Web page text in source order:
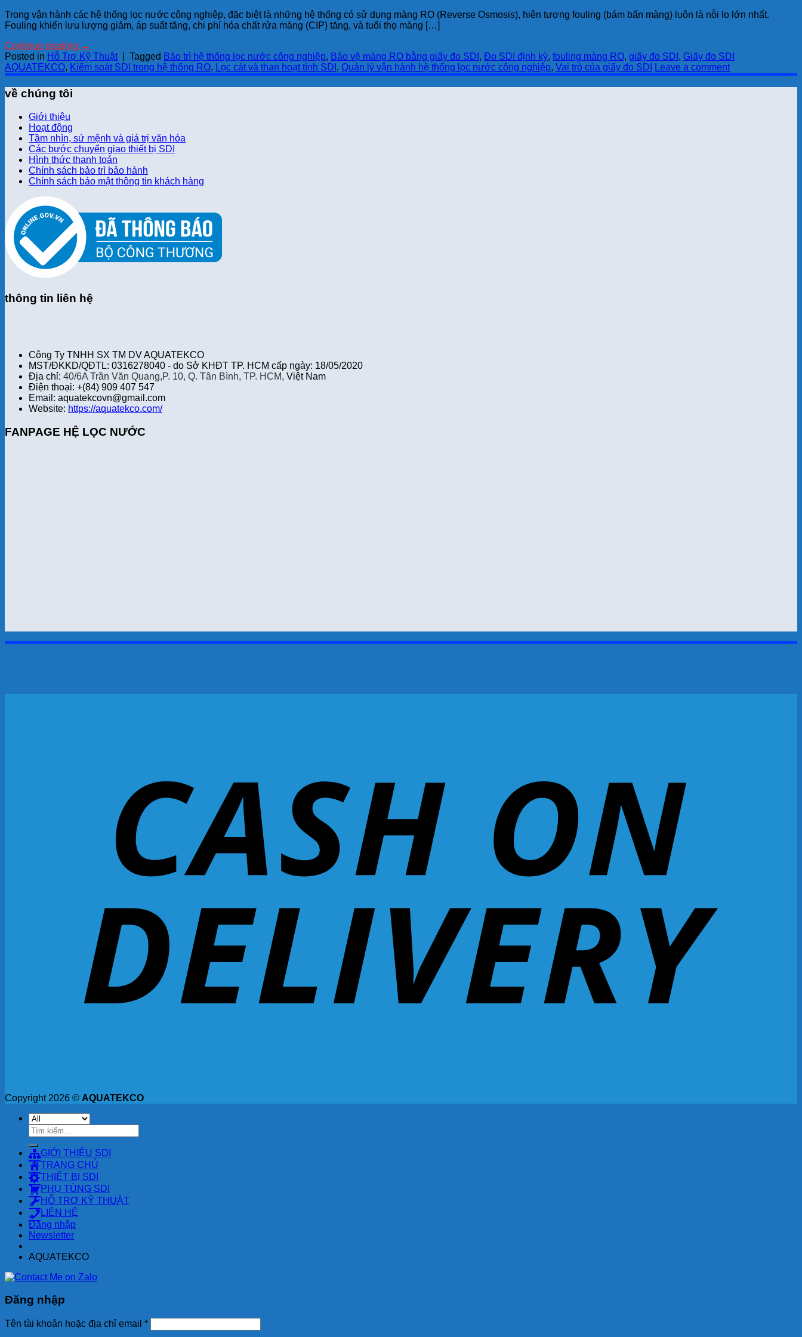
Trong vận hành các hệ thống lọc nước công nghiệp, đặc biệt là những hệ thống có sử dụng màng RO (Reverse Osmosis), hiện tượng fouling (bám bẩn màng) luôn là nỗi lo lớn nhất.
Fouling khiến lưu lượng giảm, áp suất tăng, chi phí hóa chất rửa màng (CIP) tăng, và tuổi thọ màng […]
Continue reading →
Posted in Hỗ Trợ Kỹ Thuật Tagged Bảo trì hệ thống lọc nước công nghiệp, Bảo vệ màng RO bằng giấy đo SDI , Đo SDI định kỳ, fouling màng RO, giấy đo SDI , Giấy đo SDI
AQUATEKCO, Kiểm soát SDI trong hệ thống RO, Lọc cát và than hoạt tính SDI , Quản lý vận hành hệ thống lọc nước công nghiệp, Vai trò của giấy đo SDI Leave a comment
về chúng tôi
Giới thiệu
Hoạt động
Tầm nhìn, sứ mệnh và giá trị văn hóa
Các bước chuyển giao thiết bị SDI
Hình thức thanh toán
Chính sách bảo trì bảo hành
Chính sách bảo mật thông tin khách hàng
thông tin liên hệ
Công Ty TNHH SX TM DV AQUATEKCO
MST/ĐKKD/QĐTL: 0316278040 - do Sở KHĐT TP. HCM cấp ngày: 18/05/2020
Địa chỉ: 40/6A Trần Văn Quang,P. 10, Q. Tân Bình, TP. HCM, Việt Nam
Điện thoại: +(84) 909 407 547
Email: aquatekcovn@gmail.com
Website: https://aquatekco.com/
FANPAGE HỆ LỌC NƯỚC
Copyright 2026 © AQUATEKCO
Tìm
kiếm:
GIỚI THIỆU SDI
TRANG CHỦ
THIẾT BỊ SDI
PHỤ TÙNG SDI
HỖ TRỢ KỸ THUẬT
LIÊN HỆ
Đăng nhập
Newsletter
AQUATEKCO
Đăng nhập
Tên tài khoản hoặc địa chỉ email *